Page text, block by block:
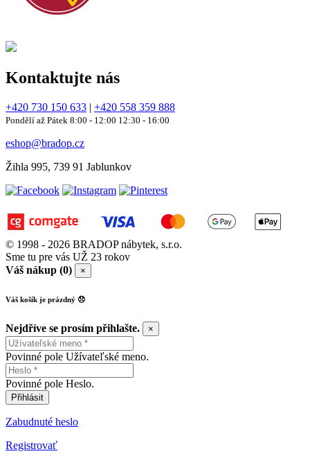
Kontaktujte nás
+420 730 150 633 | +420 558 359 888
Pondělí až Pátek 8:00 - 12:00 12:30 - 16:00
eshop@bradop.cz
Žihla 995, 739 91 Jablunkov
© 1998 - 2026 BRADOP nábytek, s.r.o.
Sme tu pre vás UŽ 23 rokov
Váš nákup (0)
×
Váš košík je prázdný 😞
Nejdříve se prosím přihlašte. ×
Povinné pole Užívateľské meno.
Povinné pole Heslo.
Přihlásit
Zabudnuté heslo
Registrovať